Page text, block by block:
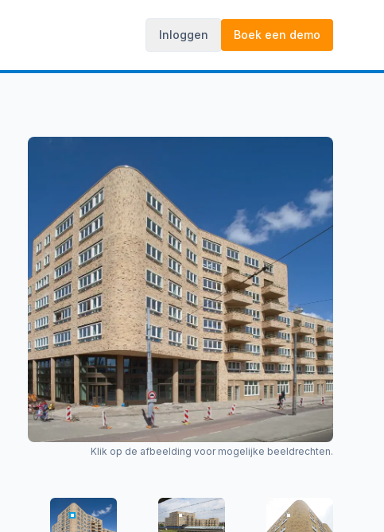
Inloggen Boek een demo
DE SMARAGD - M3HDE SMARAGD - M3HDE SMARAGD -
Klik op de afbeelding voor mogelijke beeldrechten.